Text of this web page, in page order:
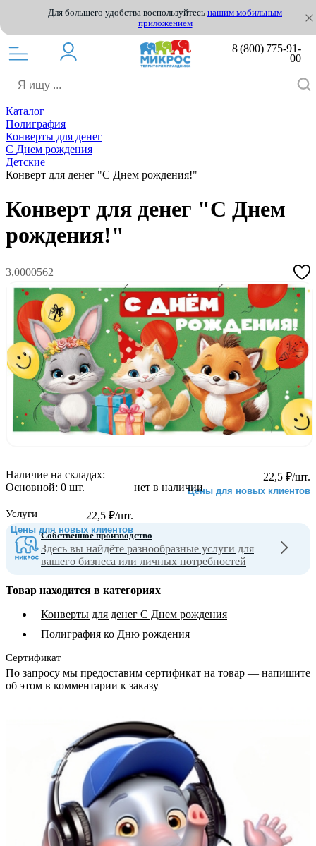
Для большего удобства воспользуйтесь нашим мобильным
приложением
8 (800) 775-91-
00
Каталог
Полиграфия
Конверты для денег
С Днем рождения
Детские
Конверт для денег "С Днем рождения!"
Конверт для денег "С Днем
рождения!"
3,0000562
22,5 ₽/шт.
Цены для новых клиентов
нет в наличии
22,5 ₽/шт.
Цены для новых клиентов
Наличие на складах:
Основной: 0 шт.
Услуги
Собственное производство
Здесь вы найдёте разнообразные услуги для
вашего бизнеса или личных потребностей
Товар находится в категориях
Конверты для денег С Днем рождения
Полиграфия ко Дню рождения
Сертификат
По запросу мы предоставим сертификат на товар — напишите
об этом в комментарии к заказу